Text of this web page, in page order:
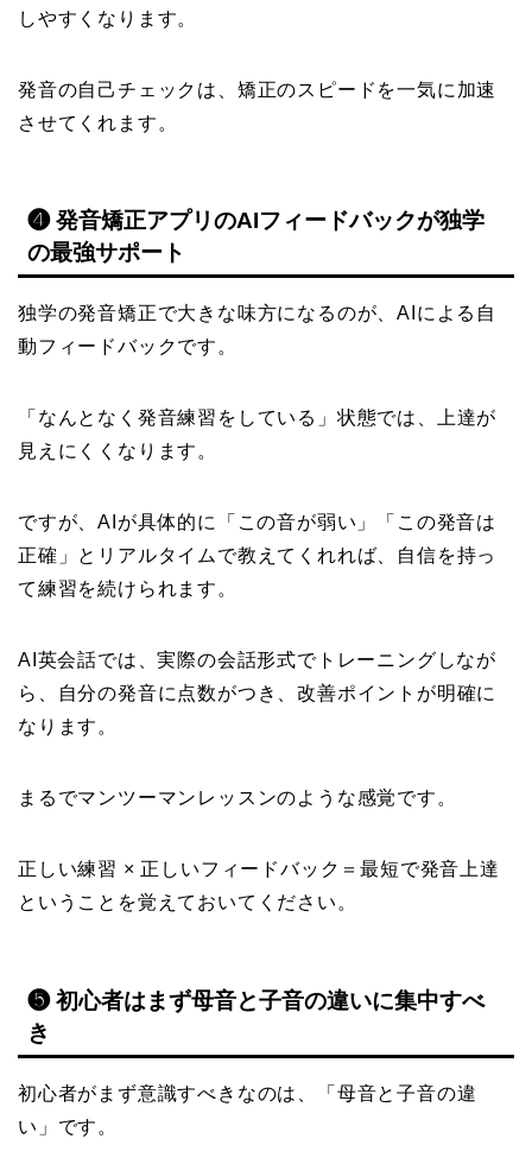
しやすくなります。
発音の自己チェックは、矯正のスピードを一気に加速
させてくれます。
❹ 発音矯正アプリのAIフィードバックが独学
の最強サポート
独学の発音矯正で大きな味方になるのが、AIによる自
動フィードバックです。
「なんとなく発音練習をしている」状態では、上達が
見えにくくなります。
ですが、AIが具体的に「この音が弱い」「この発音は
正確」とリアルタイムで教えてくれれば、自信を持っ
て練習を続けられます。
AI英会話では、実際の会話形式でトレーニングしなが
ら、自分の発音に点数がつき、改善ポイントが明確に
なります。
まるでマンツーマンレッスンのような感覚です。
正しい練習 × 正しいフィードバック＝最短で発音上達
ということを覚えておいてください。
❺ 初心者はまず母音と子音の違いに集中すべ
き
初心者がまず意識すべきなのは、「母音と子音の違
い」です。